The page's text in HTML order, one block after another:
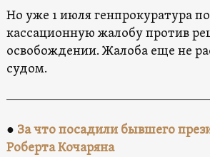
Но уже 1 июля генпрокуратура
кассационную жалобу против
освобождении. Жалоба еще не
судом.
● За что посадили бывшего
Роберта Кочаряна